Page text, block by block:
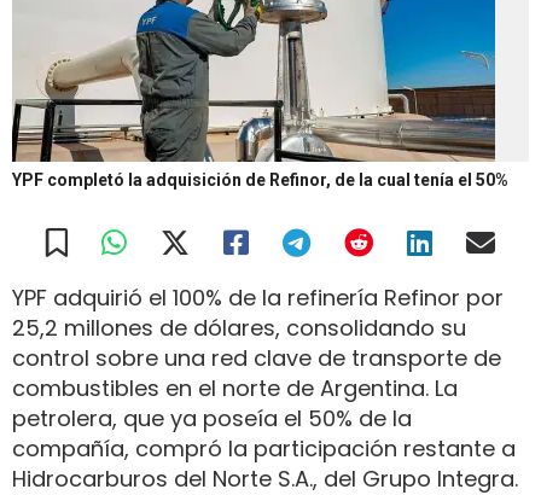
YPF completó la adquisición de Refinor, de la cual tenía el 50%
YPF adquirió el 100% de la refinería Refinor por
25,2 millones de dólares, consolidando su
control sobre una red clave de transporte de
combustibles en el norte de Argentina. La
petrolera, que ya poseía el 50% de la
compañía, compró la participación restante a
Hidrocarburos del Norte S.A., del Grupo Integra.